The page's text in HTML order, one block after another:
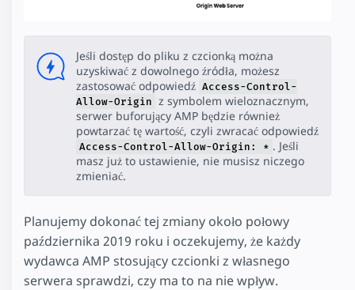
Jeśli dostęp do pliku z czcionką można
uzyskiwać z dowolnego źródła, możesz
zastosować odpowiedź Access-Control-
Allow-Origin
z symbolem wieloznacznym,
serwer buforujący AMP będzie również
powtarzać tę wartość, czyli zwracać odpowiedź
Access-Control-Allow-Origin: * . Jeśli
masz już to ustawienie, nie musisz niczego
zmieniać.
Planujemy dokonać tej zmiany około połowy
października 2019 roku i oczekujemy, że każdy
wydawca AMP stosujący czcionki z własnego
serwera sprawdzi, czy ma to na nie wpływ.